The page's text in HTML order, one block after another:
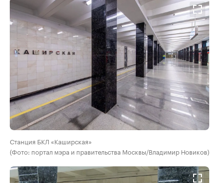
Станция БКЛ «Каширская»
(Фото: портал мэра и правительства Москвы/Владимир Новиков)